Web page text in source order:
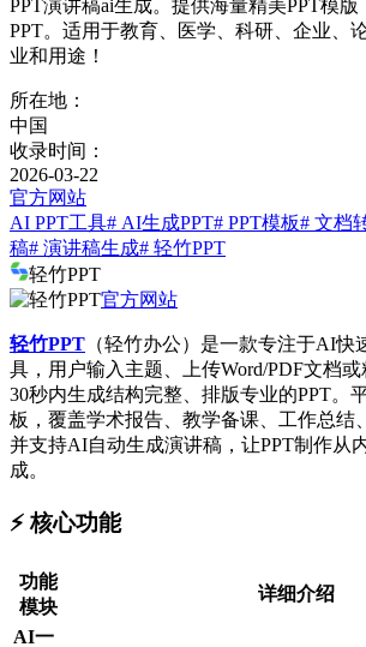
PPT演讲稿ai生成。提供海量精美PPT模
PPT。适用于教育、医学、科研、企业、
业和用途！
所在地：
中国
收录时间：
2026-03-22
官方网站
AI PPT工具# AI生成PPT# PPT模板# 文档
稿# 演讲稿生成# 轻竹PPT
轻竹PPT
官方网站
轻竹PPT （轻竹办公）是一款专注于AI快
具，用户输入主题、上传Word/PDF文档
30秒内生成结构完整、排版专业的PPT。
板，覆盖学术报告、教学备课、工作总结
并支持AI自动生成演讲稿，让PPT制作从
成。
⚡️ 核心功能
功能
模块
详细介绍
AI一